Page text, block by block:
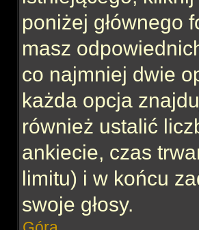
poniżej głównego
masz
co najmniej dwie
każda opcja
również ustalić
ankiecie, czas
limitu) i w końcu
swoje głosy.